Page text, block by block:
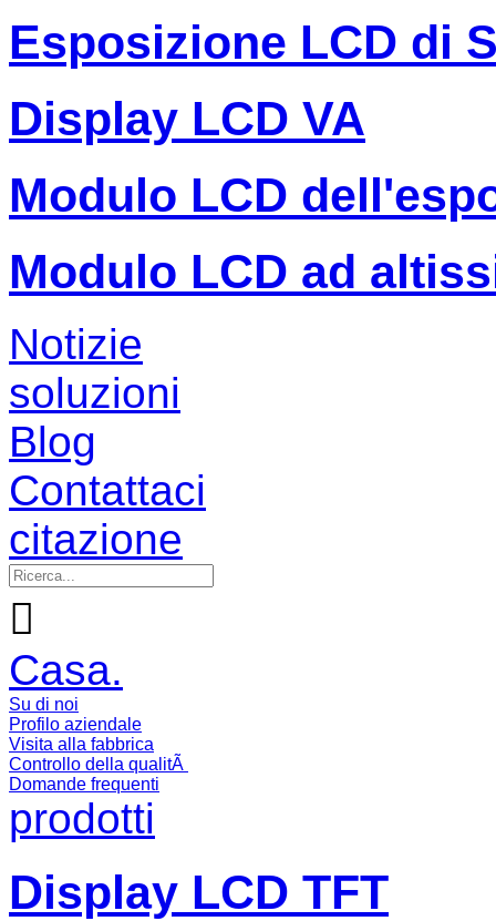
Esposizione LCD di
Display LCD VA
Modulo LCD
Modulo LCD ad
Notizie
soluzioni
Blog
Contattaci
citazione

Casa.
Su di noi
Profilo aziendale
Visita alla fabbrica
Controllo della qualitÃ
Domande frequenti
prodotti
Display LCD TFT